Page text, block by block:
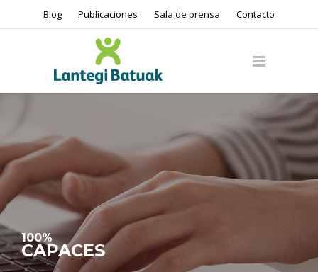
Blog Publicaciones Sala de prensa Contacto
100%
CAPACES